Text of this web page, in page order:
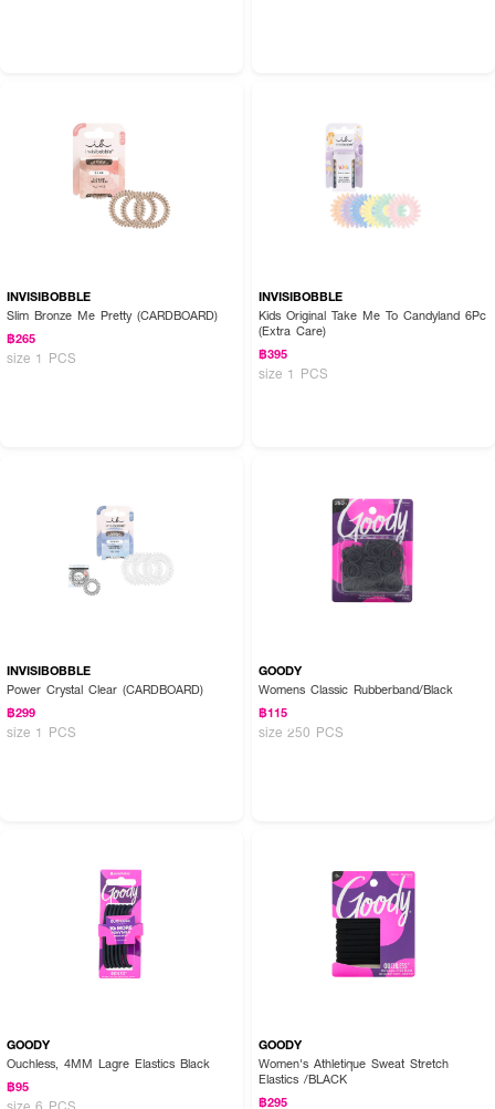
INVISIBOBBLE
Slim Bronze Me Pretty (CARDBOARD)
฿265
size 1 PCS
INVISIBOBBLE
Kids Original Take Me To Candyland 6Pc
(Extra Care)
฿395
size 1 PCS
INVISIBOBBLE
Power Crystal Clear (CARDBOARD)
฿299
size 1 PCS
GOODY
Womens Classic Rubberband/Black
฿115
size 250 PCS
GOODY
Ouchless, 4MM Lagre Elastics Black
฿95
size 6 PCS
GOODY
Women's Athletique Sweat Stretch
Elastics /BLACK
฿295